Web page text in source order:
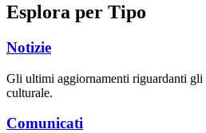
Esplora per Tipo
Notizie
Gli ultimi aggiornamenti riguardanti gli
culturale.
Comunicati